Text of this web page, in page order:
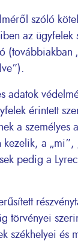
szóló
az ügyfelek
(továbbiakban
adatok
érintett
a személyes
kezelik, a „mi”,
pedig a
törvényei
székhelyei és